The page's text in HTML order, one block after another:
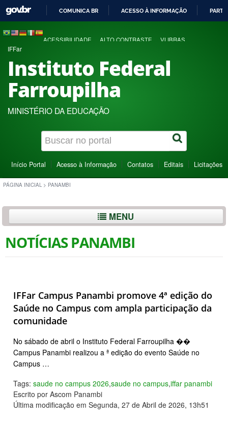
COMUNICA BR ACESSO À INFORMAÇÃO
ACESSIBILIDADE ALTO CONTRASTE VLIBRAS
IFFar
Instituto Federal
Farroupilha
MINISTÉRIO DA EDUCAÇÃO
Início Portal Acesso à Informação Contatos Editais Licitações
PÁGINA INICIAL > PANAMBI
MENU
NOTÍCIAS PANAMBI
IFFar Campus Panambi promove 4ª edição do
Saúde no Campus com ampla participação da
comunidade
No sábado de abril o Instituto Federal Farroupilha ��
Campus Panambi realizou a ª edição do evento Saúde no
Campus …
Tags: saude no campus 2026,saude no campus,iffar panambi
Escrito por Ascom Panambi
Última modificação em Segunda, 27 de Abril de 2026, 13h51